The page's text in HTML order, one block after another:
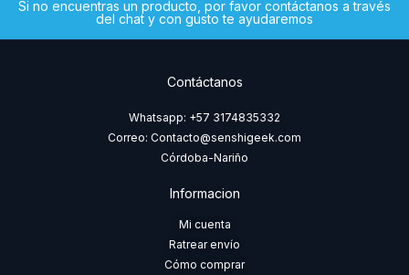
Si no encuentras un producto, por favor contáctanos a través
del chat y con gusto te ayudaremos
Contáctanos
Whatsapp: +57 3174835332
Correo: Contacto@senshigeek.com
Córdoba-Nariño
Informacion
Mi cuenta
Ratrear envío
Cómo comprar